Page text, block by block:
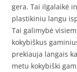
gera. Tai ilgalaikė
plastikiniu langu
Tai galimybė
kokybiškus
prekiauja langais
metu kokybiški